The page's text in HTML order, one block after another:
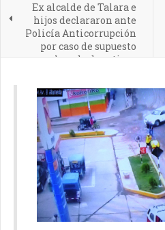
Ex alcalde de Talara e
hijos declararon ante
Policía Anticorrupción
por caso de supuesto
lavado de activos